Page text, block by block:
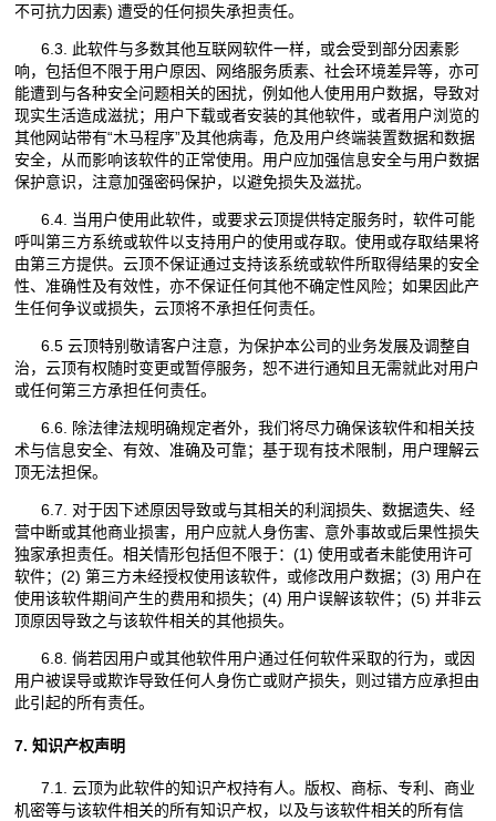
不可抗力因素) 遭受的任何损失承担责任。
6.3. 此软件与多数其他互联网软件一样，或会受到部分因素影
响，包括但不限于用户原因、网络服务质素、社会环境差异等，亦可
能遭到与各种安全问题相关的困扰，例如他人使用用户数据，导致对
现实生活造成滋扰；用户下载或者安装的其他软件，或者用户浏览的
其他网站带有“木马程序”及其他病毒，危及用户终端装置数据和数据
安全，从而影响该软件的正常使用。用户应加强信息安全与用户数据
保护意识，注意加强密码保护，以避免损失及滋扰。
6.4. 当用户使用此软件，或要求云顶提供特定服务时，软件可能
呼叫第三方系统或软件以支持用户的使用或存取。使用或存取结果将
由第三方提供。云顶不保证通过支持该系统或软件所取得结果的安全
性、准确性及有效性，亦不保证任何其他不确定性风险；如果因此产
生任何争议或损失，云顶将不承担任何责任。
6.5 云顶特别敬请客户注意，为保护本公司的业务发展及调整自
治，云顶有权随时变更或暂停服务，恕不进行通知且无需就此对用户
或任何第三方承担任何责任。
6.6. 除法律法规明确规定者外，我们将尽力确保该软件和相关技
术与信息安全、有效、准确及可靠；基于现有技术限制，用户理解云
顶无法担保。
6.7. 对于因下述原因导致或与其相关的利润损失、数据遗失、经
营中断或其他商业损害，用户应就人身伤害、意外事故或后果性损失
独家承担责任。相关情形包括但不限于：(1) 使用或者未能使用许可
软件；(2) 第三方未经授权使用该软件，或修改用户数据；(3) 用户在
使用该软件期间产生的费用和损失；(4) 用户误解该软件；(5) 并非云
顶原因导致之与该软件相关的其他损失。
6.8. 倘若因用户或其他软件用户通过任何软件采取的行为，或因
用户被误导或欺诈导致任何人身伤亡或财产损失，则过错方应承担由
此引起的所有责任。
7. 知识产权声明
7.1. 云顶为此软件的知识产权持有人。版权、商标、专利、商业
机密等与该软件相关的所有知识产权，以及与该软件相关的所有信